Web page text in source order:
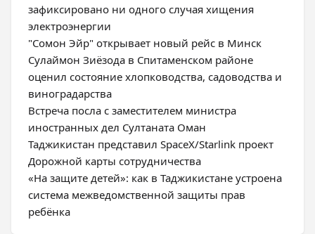
зафиксировано ни одного случая хищения
электроэнергии
"Сомон Эйр" открывает новый рейс в Минск
Сулаймон Зиёзода в Спитаменском районе
оценил состояние хлопководства, садоводства и
виноградарства
Встреча посла с заместителем министра
иностранных дел Султаната Оман
Таджикистан представил SpaceX/Starlink проект
Дорожной карты сотрудничества
«На защите детей»: как в Таджикистане устроена
система межведомственной защиты прав
ребёнка